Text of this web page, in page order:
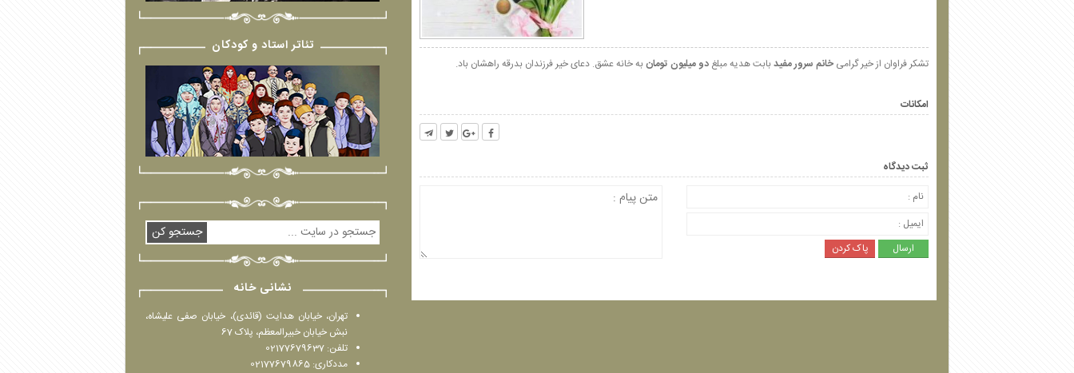
تشکر فراوان از خیر گرامی خانم سرور مفیدبابت هدیه مبلغ دو میلیون تومانبه خانه عشق. دعای خیر فرزندان بدرقه راهشان باد.
امکانات
ثبت دیدگاه
تئاتر استاد و کودکان
جستجو کن
نشانی خانه
تهران، خیابان هدایت (قائدی)، خیابان صفی علیشاه،
نبش خیابان خبیرالمعظم، پلاک 67
تلفن: 02177679637
مددکاری: 02177679865